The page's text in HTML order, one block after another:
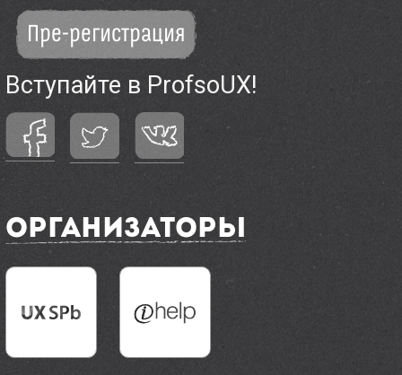
Пре-регистрация
Вступайте в ProfsoUX!
Организаторы